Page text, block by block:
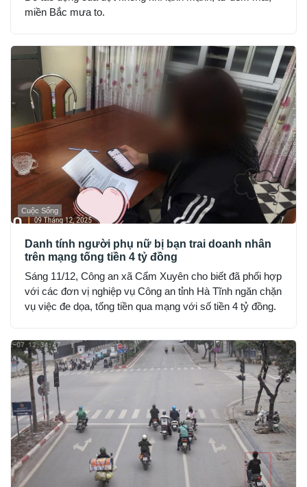
miền Bắc mưa to.
Cuộc Sống
Danh tính người phụ nữ bị bạn trai doanh nhân
trên mạng tống tiền 4 tỷ đồng
Sáng 11/12, Công an xã Cẩm Xuyên cho biết đã phối hợp
với các đơn vị nghiệp vụ Công an tỉnh Hà Tĩnh ngăn chặn
vụ việc đe dọa, tống tiền qua mạng với số tiền 4 tỷ đồng.